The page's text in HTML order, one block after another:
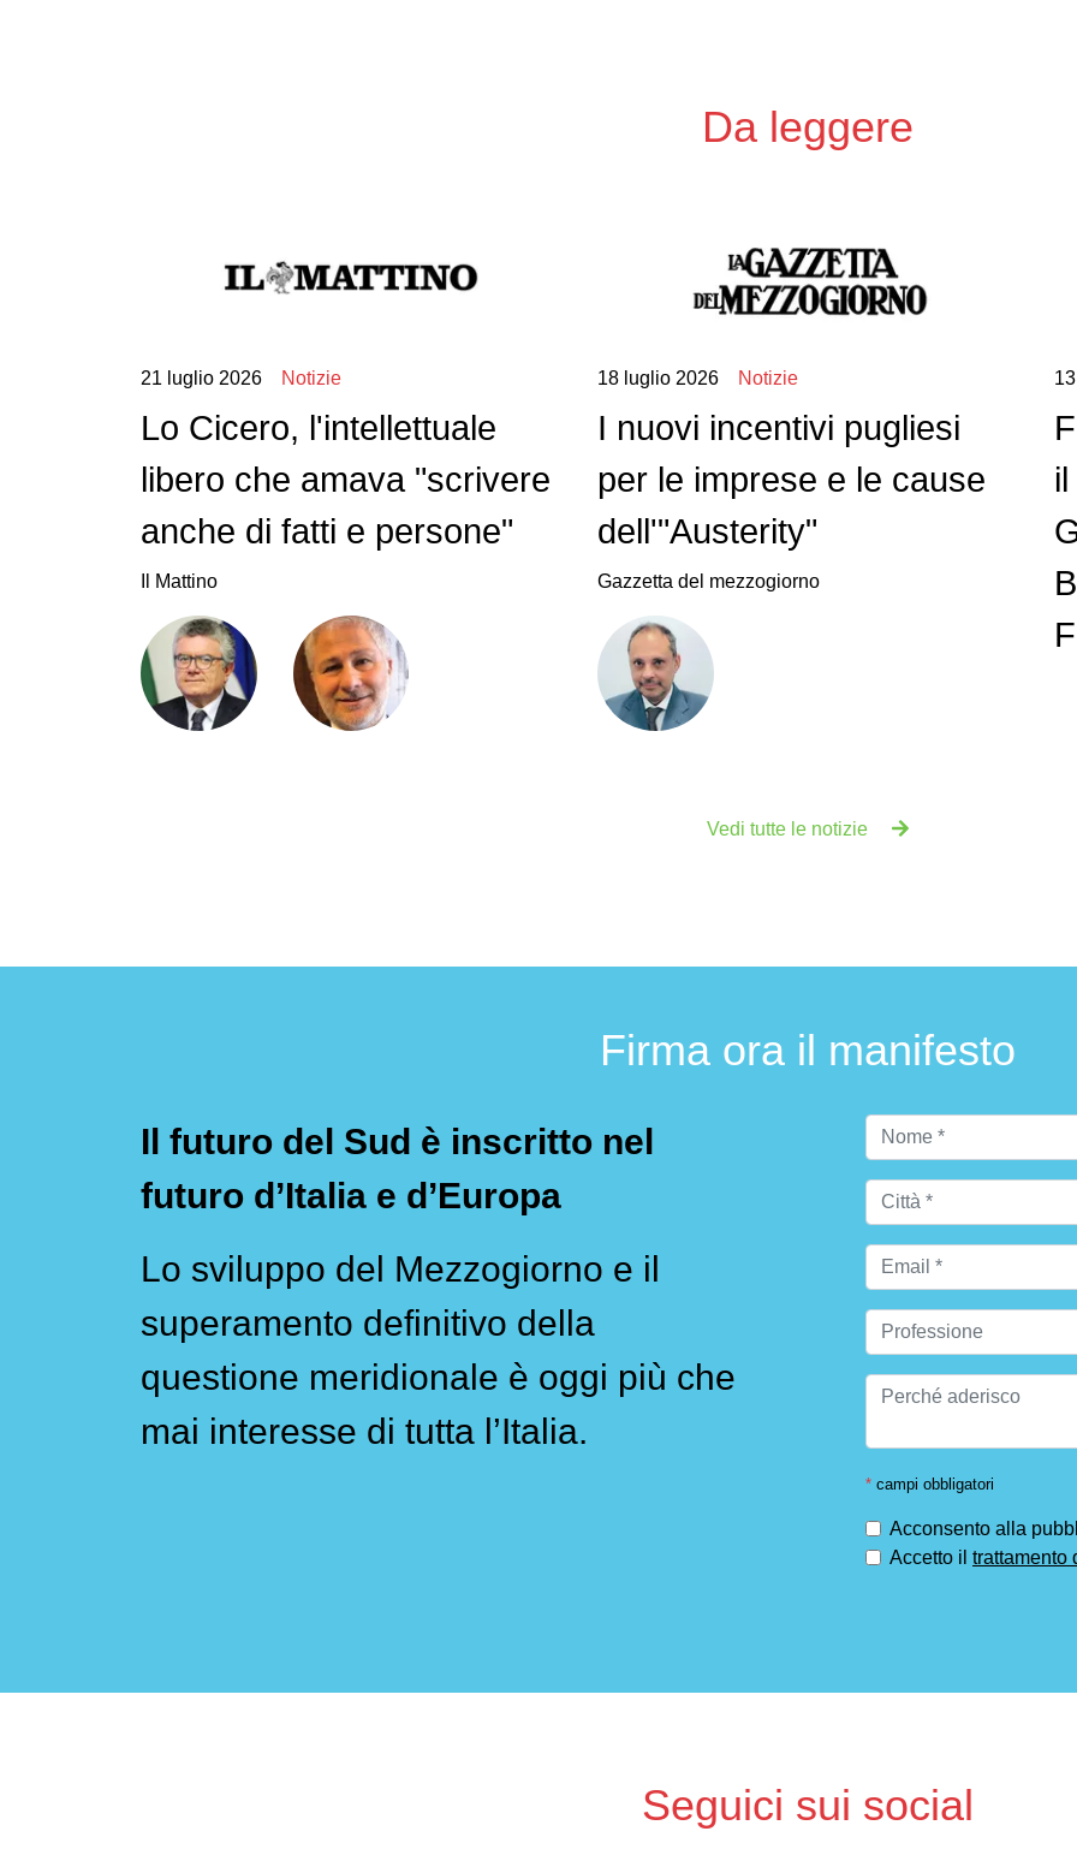
Da leggere
21 luglio 2026 Notizie
Lo Cicero, l'intellettuale
libero che amava "scrivere
anche di fatti e persone"
Il Mattino
18 luglio 2026 Notizie
I nuovi incentivi pugliesi
per le imprese e le cause
dell'"Austerity"
Gazzetta del mezzogiorno
Vedi tutte le notizie
Firma ora il manifesto
Il futuro del Sud è inscritto nel
futuro d’Italia e d’Europa
Lo sviluppo del Mezzogiorno e il
superamento definitivo della
questione meridionale è oggi più che
mai interesse di tutta l’Italia.
* campi obbligatori
Acconsento alla
Accetto il trattamento
Seguici sui social